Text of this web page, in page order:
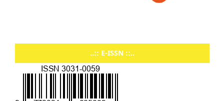
..:: E-ISSN ::..